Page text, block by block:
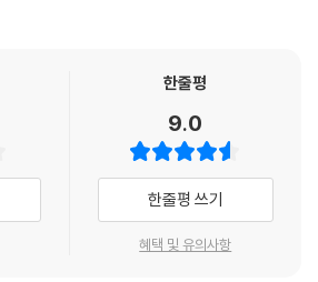
한줄평
9.0
한줄평 쓰기
혜택 및 유의사항